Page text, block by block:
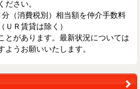
ださい。
（消費税別）相当額を仲介手数料
ＵＲ賃貸は除く）
とがあります。最新状況については
ようお願いいたします。